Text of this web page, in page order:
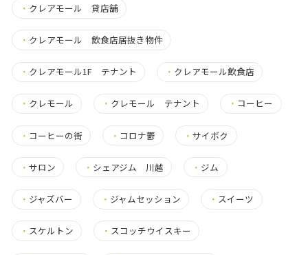
・ クレアモール 貸店舗
・ クレアモール 飲食店居抜き物件
・ クレアモール1F テナント ・ クレアモール飲食店
・ クレモール ・ クレモール テナント ・ コーヒー
・ コーヒーの街 ・ コロナ鬱 ・サイボク
・ サロン ・ シェアジム 川越 ・ ジム
・ ジャズバー ・ ジャムセッション ・ スイーツ
・ スケルトン ・ スコッチウイスキー